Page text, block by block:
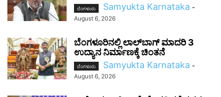
ಬೆಂಗಳೂರು Samyukta Karnataka -
August 6, 2026
ಬೆಂಗಳೂರಿನಲ್ಲಿ ಲಾಲ್‌ಬಾಗ್ ಮಾದರಿ 3
ಉದ್ಯಾನ ನಿರ್ಮಾಣಕ್ಕೆ ಚಿಂತನೆ
ಬೆಂಗಳೂರು Samyukta Karnataka -
August 6, 2026